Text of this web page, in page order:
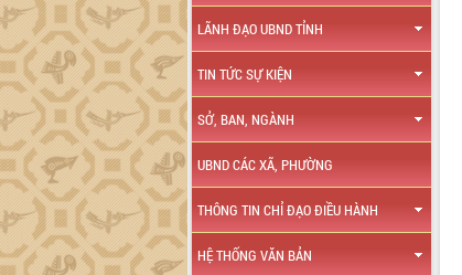
LÃNH ĐẠO UBND TỈNH
TIN TỨC SỰ KIỆN
SỞ, BAN, NGÀNH
UBND CÁC XÃ, PHƯỜNG
THÔNG TIN CHỈ ĐẠO ĐIỀU HÀNH
HỆ THỐNG VĂN BẢN